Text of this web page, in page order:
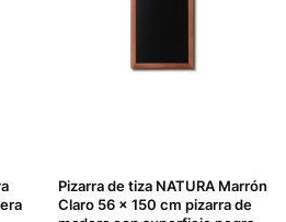
Pizarra de tiza NATURA Marrón
Claro 56 x 150 cm pizarra de